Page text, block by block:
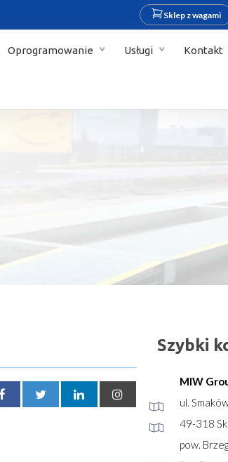
Sklep z wagami
Oprogramowanie Usługi Kontakt
Szybki
MIW
ul.
49-318
pow.